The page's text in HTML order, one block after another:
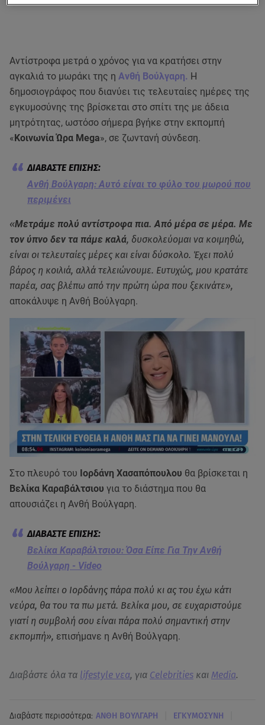
Αντίστροφα μετρά ο χρόνος για να κρατήσει στην
αγκαλιά το μωράκι της η Ανθή Βούλγαρη. Η
δημοσιογράφος που διανύει τις τελευταίες ημέρες της
εγκυμοσύνης της βρίσκεται στο σπίτι της με άδεια
μητρότητας, ωστόσο σήμερα βγήκε στην εκπομπή
«Κοινωνία Ώρα Mega», σε ζωντανή σύνδεση.
Ανθή Βούλγαρη: Αυτό είναι το φύλο του μωρού που
περιμένει
«Μετράμε πολύ αντίστροφα πια. Από μέρα σε μέρα. Με
τον ύπνο δεν τα πάμε καλά, δυσκολεύομαι να κοιμηθώ,
είναι οι τελευταίες μέρες και είναι δύσκολο. Έχει πολύ
βάρος η κοιλιά, αλλά τελειώνουμε. Ευτυχώς, μου κρατάτε
παρέα, σας βλέπω από την πρώτη ώρα που ξεκινάτε»,
αποκάλυψε η Ανθή Βούλγαρη.
Στο πλευρό του Ιορδάνη Χασαπόπουλου θα βρίσκεται η
Βελίκα Καραβάλτσιου για το διάστημα που θα
απουσιάζει η Ανθή Βούλγαρη.
Βελίκα Καραβάλτσιου: Όσα Είπε Για Την Ανθή
Βούλγαρη - Video
«Μου λείπει ο Ιορδάνης πάρα πολύ κι ας του έχω κάτι
νεύρα, θα του τα πω μετά. Βελίκα μου, σε ευχαριστούμε
γιατί η συμβολή σου είναι πάρα πολύ σημαντική στην
εκπομπή», επισήμανε η Ανθή Βούλγαρη.
Διαβάστε όλα τα lifestyle νεα, για Celebrities και Media.
Διαβάστε περισσότερα: ΑΝΘΗ ΒΟΥΛΓΑΡΗ ΕΓΚΥΜΟΣΥΝΗ